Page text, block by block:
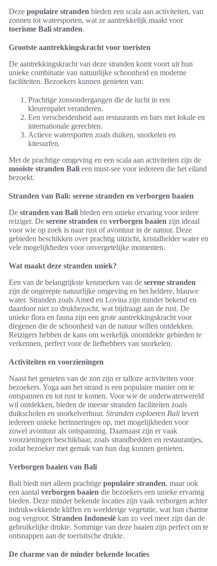
Deze populaire stranden bieden een scala aan activiteiten, van
zonnen tot watersporten, wat ze aantrekkelijk maakt voor
toerisme Bali stranden.
Grootste aantrekkingskracht voor toeristen
De aantrekkingskracht van deze stranden komt voort uit hun
unieke combinatie van natuurlijke schoonheid en moderne
faciliteiten. Bezoekers kunnen genieten van:
Prachtige zonsondergangen die de lucht in een
kleurenpalet veranderen.
Een verscheidenheid aan restaurants en bars met lokale en
internationale gerechten.
Actieve watersporten zoals duiken, snorkelen en
kitesurfen.
Met de prachtige omgeving en een scala aan activiteiten zijn de
mooiste stranden Bali een must-see voor iedereen die het eiland
bezoekt.
Stranden van Bali: serene stranden en verborgen baaien
De stranden van Bali bieden een unieke ervaring voor iedere
reiziger. De serene stranden en verborgen baaien zijn ideaal
voor wie op zoek is naar rust of avontuur in de natuur. Deze
gebieden beschikken over prachtig uitzicht, kristalhelder water en
vele mogelijkheden voor onvergetelijke momenten.
Wat maakt deze stranden uniek?
Een van de belangrijkste kenmerken van de serene stranden
zijn de ongerepte natuurlijke omgeving en het heldere, blauwe
water. Stranden zoals Amed en Lovina zijn minder bekend en
daardoor niet zo drukbezocht, wat bijdraagt aan de rust. De
unieke flora en fauna zijn een grote aantrekkingskracht voor
diegenen die de schoonheid van de natuur willen ontdekken.
Reizigers hebben de kans om werkelijk onontdekte gebieden te
verkennen, perfect voor de liefhebbers van snorkelen.
Activiteiten en voorzieningen
Naast het genieten van de zon zijn er talloze activiteiten voor
bezoekers. Yoga aan het strand is een populaire manier om te
ontspannen en tot rust te komen. Voor wie de onderwaterwereld
wil ontdekken, bieden de meeste stranden faciliteiten zoals
duikscholen en snorkelverhuur. Stranden exploeren Bali levert
iedereen unieke herinneringen op, met mogelijkheden voor
zowel avontuur als ontspanning. Daarnaast zijn er vaak
voorzieningen beschikbaar, zoals strandbedden en restaurantjes,
zodat bezoeker met gemak van hun dag kunnen genieten.
Verborgen baaien van Bali
Bali biedt niet alleen prachtige populaire stranden, maar ook
een aantal verborgen baaien die bezoekers een unieke ervaring
bieden. Deze minder bekende locaties zijn vaak verborgen achter
indrukwekkende kliffen en weelderige vegetatie, wat hun charme
nog vergroot. Stranden Indonesië kan zo veel meer zijn dan de
gebruikelijke drukte. Sommige van deze baaien zijn perfect om te
ontsnappen aan de toeristische drukte.
De charme van de minder bekende locaties